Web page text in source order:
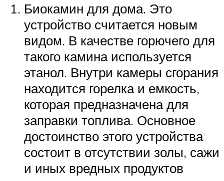
Биокамин для дома. Это
устройство считается новым
видом. В качестве горючего для
такого камина используется
этанол. Внутри камеры сгорания
находится горелка и емкость,
которая предназначена для
заправки топлива. Основное
достоинство этого устройства
состоит в отсутствии золы, сажи
и иных вредных продуктов